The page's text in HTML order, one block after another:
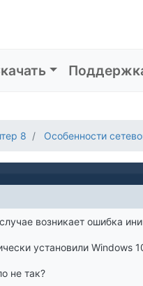
8 Особенности
возникает ошибка
установили Windows
не так?